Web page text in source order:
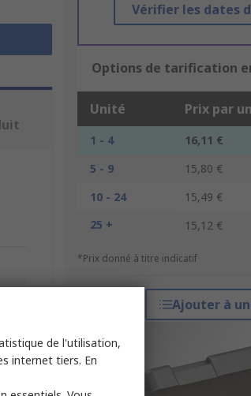
Vérifier les dates
Options de tarification
Unité Prix par
1 - 4
16,11 €
5 - 9
15,80 €
10 - 24
15,49 €
25 +
15,12 €
*Prix donné à titre indicatif
Ajouter à
de l'utilisation,
internet tiers. En